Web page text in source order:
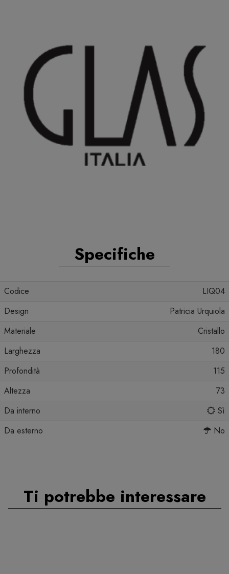
Specifiche
Codice
LIQ04
Design
Patricia Urquiola
Materiale
Cristallo
Larghezza
180
Profondità
115
Altezza
73
Da interno
Sì
Da esterno
No
Ti potrebbe interessare